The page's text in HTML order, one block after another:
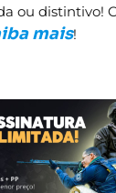
ou distintivo!
mais!